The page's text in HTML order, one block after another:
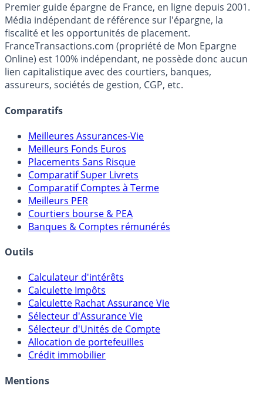
Premier guide épargne de France, en ligne depuis 2001.
Média indépendant de référence sur l'épargne, la
fiscalité et les opportunités de placement.
FranceTransactions.com (propriété de Mon Epargne
Online) est 100% indépendant, ne possède donc aucun
lien capitalistique avec des courtiers, banques,
assureurs, sociétés de gestion, CGP, etc.
Comparatifs
Meilleures Assurances-Vie
Meilleurs Fonds Euros
Placements Sans Risque
Comparatif Super Livrets
Comparatif Comptes à Terme
Meilleurs PER
Courtiers bourse & PEA
Banques & Comptes rémunérés
Outils
Calculateur d'intérêts
Calculette Impôts
Calculette Rachat Assurance Vie
Sélecteur d'Assurance Vie
Sélecteur d'Unités de Compte
Allocation de portefeuilles
Crédit immobilier
Mentions